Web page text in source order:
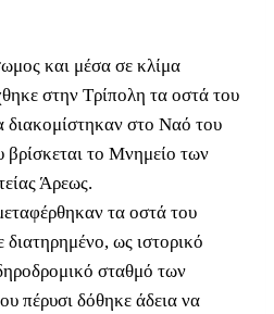
και μέσα σε κλίμα
στην Τρίπολη τα οστά του
στο Ναό του
το Μνημείο των
Άρεως.
τα οστά του
ως ιστορικό
σταθμό των
πέρυσι δόθηκε άδεια να